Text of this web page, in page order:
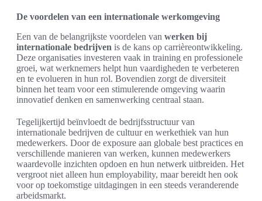
De voordelen van een internationale werkomgeving
Een van de belangrijkste voordelen van werken bij
internationale bedrijven is de kans op carrièreontwikkeling.
Deze organisaties investeren vaak in training en professionele
groei, wat werknemers helpt hun vaardigheden te verbeteren
en te evolueren in hun rol. Bovendien zorgt de diversiteit
binnen het team voor een stimulerende omgeving waarin
innovatief denken en samenwerking centraal staan.
Tegelijkertijd beïnvloedt de bedrijfsstructuur van
internationale bedrijven de cultuur en werkethiek van hun
medewerkers. Door de exposure aan globale best practices en
verschillende manieren van werken, kunnen medewerkers
waardevolle inzichten opdoen en hun netwerk uitbreiden. Het
vergroot niet alleen hun employability, maar bereidt hen ook
voor op toekomstige uitdagingen in een steeds veranderende
arbeidsmarkt.